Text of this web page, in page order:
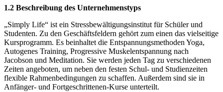
1.2 Beschreibung des Unternehmenstyps
„Simply Life“ ist ein Stressbewältigungsinstitut für Schüler und
Studenten. Zu den Geschäftsfeldern gehört zum einen das vielseitige
Kursprogramm. Es beinhaltet die Entspannungsmethoden Yoga,
Autogenes Training, Progressive Muskelentspannung nach
Jacobson und Meditation. Sie werden jeden Tag zu verschiedenen
Zeiten angeboten, um neben den festen Schul- und Studienzeiten
flexible Rahmenbedingungen zu schaffen. Außerdem sind sie in
Anfänger- und Fortgeschrittenen-Kurse unterteilt.